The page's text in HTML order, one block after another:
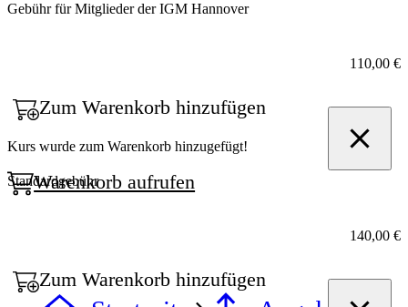
Gebühr für Mitglieder der IGM Hannover
110,00 €
Zum Warenkorb hinzufügen
Kurs wurde zum Warenkorb hinzugefügt!
Warenkorb aufrufen
Standardgebühr
140,00 €
Zum Warenkorb hinzufügen